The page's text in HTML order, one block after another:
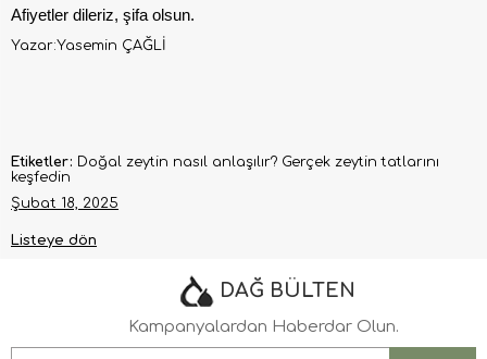
Afiyetler dileriz, şifa olsun.
Yazar:Yasemin ÇAĞLİ
Etiketler: Doğal zeytin nasıl anlaşılır? Gerçek zeytin tatlarını
keşfedin
Şubat 18, 2025
Listeye dön
DAĞ BÜLTEN
Kampanyalardan Haberdar Olun.